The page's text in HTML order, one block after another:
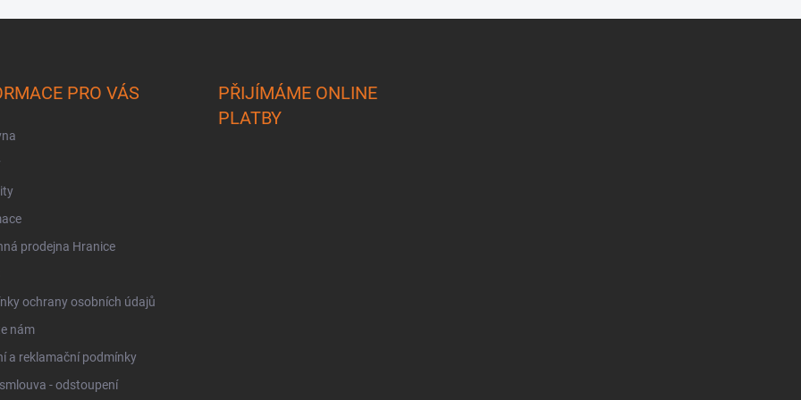
PRO VÁS
prodejna Hranice
ochrany osobních údajů
nám
a reklamační podmínky
- odstoupení
PŘIJÍMÁME ONLINE
PLATBY